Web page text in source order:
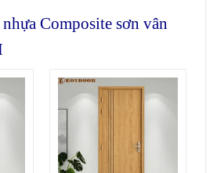
Composite sơn vân